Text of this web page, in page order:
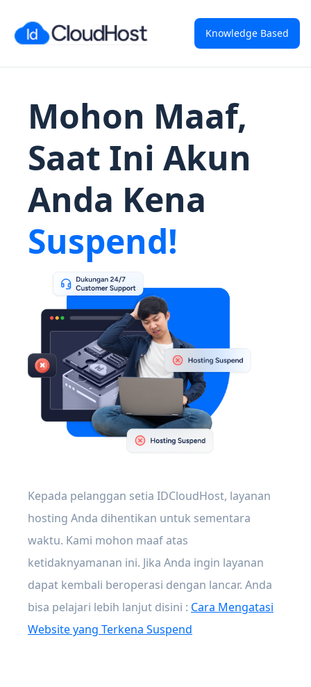
Knowledge Based
Mohon Maaf,
Saat Ini Akun
Anda Kena
Suspend!
Kepada pelanggan setia IDCloudHost, layanan
hosting Anda dihentikan untuk sementara
waktu. Kami mohon maaf atas
ketidaknyamanan ini. Jika Anda ingin layanan
dapat kembali beroperasi dengan lancar. Anda
bisa pelajari lebih lanjut disini : Cara Mengatasi
Website yang Terkena Suspend